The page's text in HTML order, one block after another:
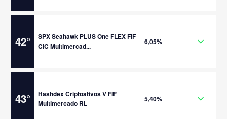
42°
SPX Seahawk PLUS One FLEX FIF
CIC Multimercad...
6,05%
43°
Hashdex Criptoativos V FIF
Multimercado RL
5,40%